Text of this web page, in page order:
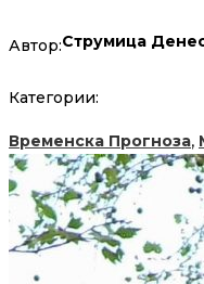
Автор:Струмица
Категории:
Временска Прогноза,